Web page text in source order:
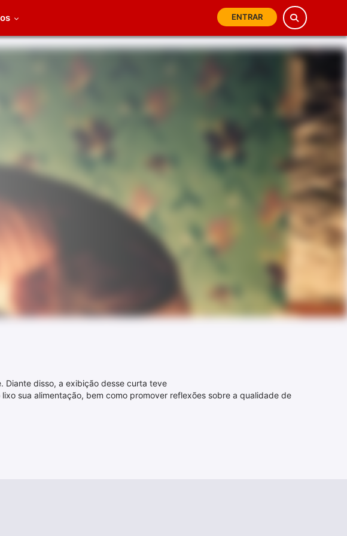
ENTRAR
Diante disso, a exibição desse curta teve
sua alimentação, bem como promover reflexões sobre a qualidade de